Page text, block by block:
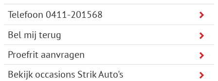
Bel mij terug
Proefrit aanvragen
Bekijk occasions Strik Auto's